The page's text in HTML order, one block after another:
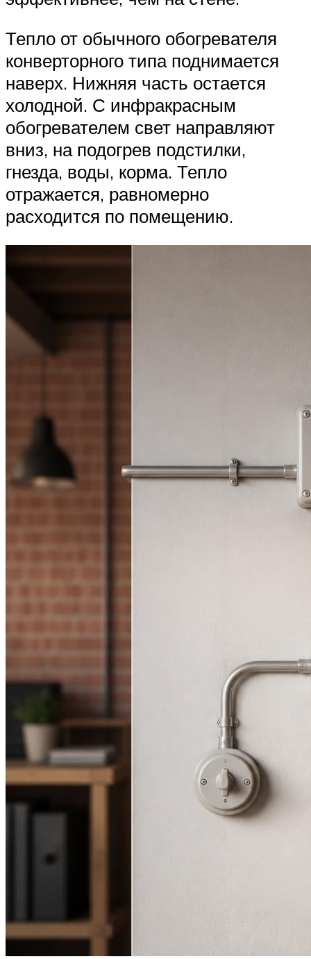
Тепло от обычного обогревателя
конверторного типа поднимается
наверх. Нижняя часть остается
холодной. С инфракрасным
обогревателем свет направляют
вниз, на подогрев подстилки,
гнезда, воды, корма. Тепло
отражается, равномерно
расходится по помещению.